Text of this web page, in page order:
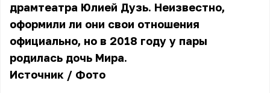
драмтеатра Юлией Дузь. Неизвестно,
оформили ли они свои отношения
официально, но в 2018 году у пары
родилась дочь Мира.
Источник / Фото